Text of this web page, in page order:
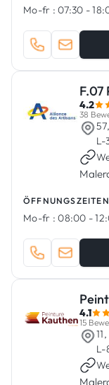
Mo-fr : 07:30 -
F.07
4.2
38
L-
ÖFFNUNGSZEITEN
Mo-fr : 08:00 -
4.1
15
L-